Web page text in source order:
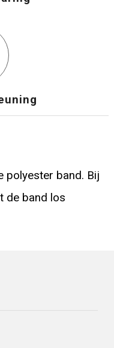
polyester band. Bij
de band los